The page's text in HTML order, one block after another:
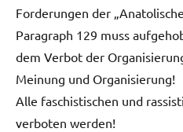
Forderungen der
Paragraph 129 muss
dem Verbot der
Meinung und Organisierung!
Alle faschistischen und
verboten werden!